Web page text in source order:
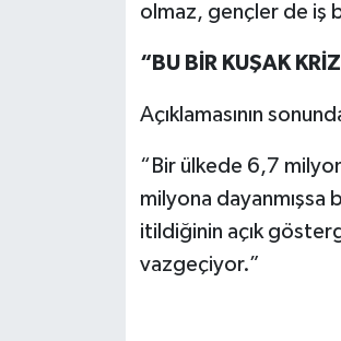
olmaz, gençler de iş
“BU BİR KUŞAK
Açıklamasının
“Bir ülkede 6,7
milyona dayanmışsa
itildiğinin açık
vazgeçiyor.”